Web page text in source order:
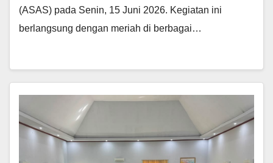
(ASAS) pada Senin, 15 Juni 2026. Kegiatan ini
berlangsung dengan meriah di berbagai…